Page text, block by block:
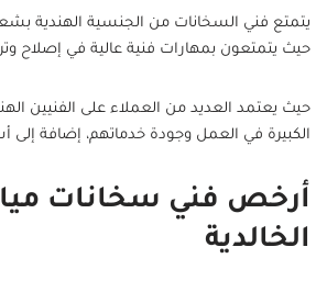
يتمتع فني السخانات من الجنسية الهندية
حيث يتمتعون بمهارات فنية عالية في إصلاح
حيث يعتمد العديد من العملاء على الفنيين
الكبيرة في العمل وجودة خدماتهم، إضافة إلى
أرخص فني سخانات
الخالدية